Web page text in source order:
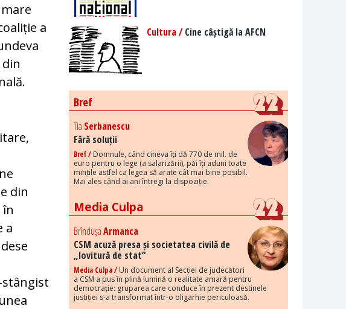
a
din
a
Cultura /Cine câștigă la AFCN
Bref
Tia Serbanescu
Fără soluții
Bref / Domnule, când cineva îți dă 770 de mil. de
euro pentru o lege (a salarizării), păi îți aduni toate
mințile astfel ca legea să arate cât mai bine posibil.
Mai ales când ai ani întregi la dispoziție.
Media Culpa
BrîndușaArmanca
CSM acuză presa și societatea civilă de
„lovitură de stat”
Media Culpa / Un document al Secției de judecători
a CSM a pus în plină lumină o realitate amară pentru
democrație: gruparea care conduce în prezent destinele
justiției s-a transformat într-o oligarhie periculoasă.